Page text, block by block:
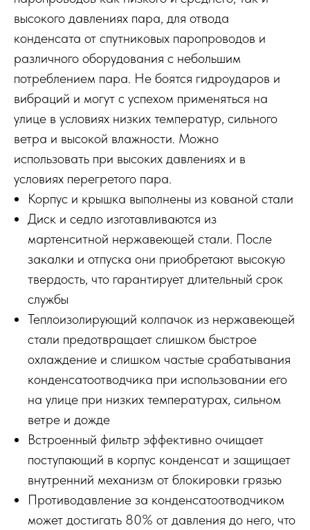
высокого давлениях пара, для отвода
конденсата от спутниковых паропроводов и
различного оборудования с небольшим
потреблением пара. Не боятся гидроударов и
вибраций и могут с успехом применяться на
улице в условиях низких температур, сильного
ветра и высокой влажности. Можно
использовать при высоких давлениях и в
условиях перегретого пара.
Корпус и крышка выполнены из кованой стали
Диск и седло изготавливаются из
мартенситной нержавеющей стали. После
закалки и отпуска они приобретают высокую
твердость, что гарантирует длительный срок
службы
Теплоизолирующий колпачок из нержавеющей
стали предотвращает слишком быстрое
охлаждение и слишком частые срабатывания
конденсатоотводчика при использовании его
на улице при низких температурах, сильном
ветре и дожде
Встроенный фильтр эффективно очищает
поступающий в корпус конденсат и защищает
внутренний механизм от блокировки грязью
Противодавление за конденсатоотводчиком
может достигать 80% от давления до него, что